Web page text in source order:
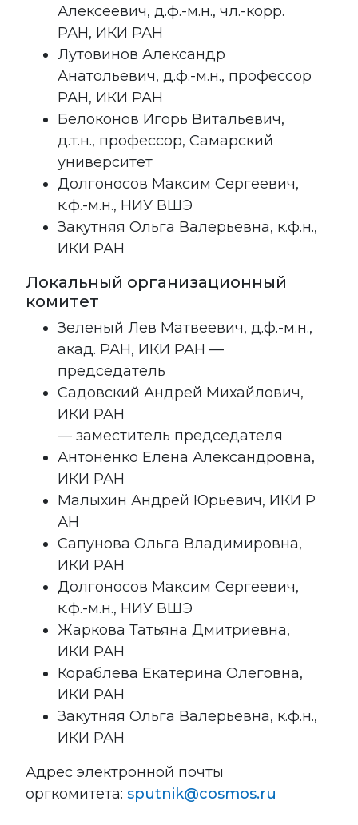
Алексеевич, д.ф.-м.н., чл.-корр.
РАН, ИКИ РАН
Лутовинов Александр
Анатольевич, д.ф.-м.н., профессор
РАН, ИКИ РАН
Белоконов Игорь Витальевич,
д.т.н., профессор, Самарский
университет
Долгоносов Максим Сергеевич,
к.ф.-м.н., НИУ ВШЭ
Закутняя Ольга Валерьевна, к.ф.н.,
ИКИ РАН
Локальный организационный
комитет
Зеленый Лев Матвеевич, д.ф.-м.н.,
акад. РАН, ИКИ РАН —
председатель
Садовский Андрей Михайлович,
ИКИ РАН
— заместитель председателя
Антоненко Елена Александровна,
ИКИ РАН
Малыхин Андрей Юрьевич, ИКИ Р
АН
Сапунова Ольга Владимировна,
ИКИ РАН
Долгоносов Максим Сергеевич,
к.ф.-м.н., НИУ ВШЭ
Жаркова Татьяна Дмитриевна,
ИКИ РАН
Кораблева Екатерина Олеговна,
ИКИ РАН
Закутняя Ольга Валерьевна, к.ф.н.,
ИКИ РАН
Адрес электронной почты
оргкомитета: sputnik@cosmos.ru